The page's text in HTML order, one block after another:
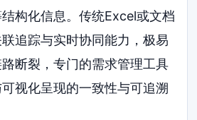
构化信息。传统Excel或文档
追踪与实时协同能力，极易
断裂，专门的需求管理工具
视化呈现的一致性与可追溯